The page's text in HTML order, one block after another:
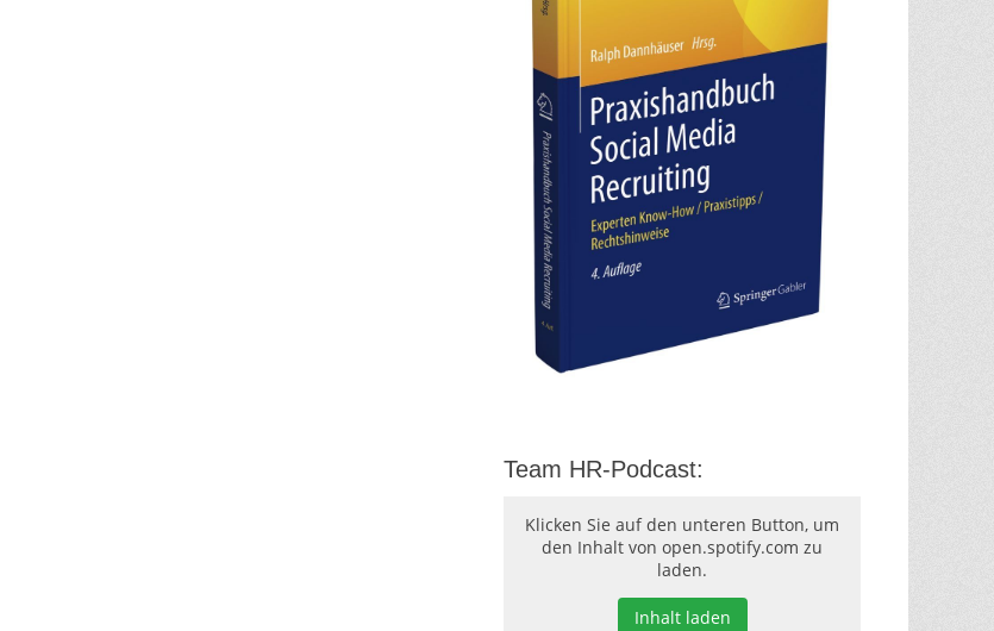
Team HR-Podcast:
Klicken Sie auf den unteren Button, um
den Inhalt von open.spotify.com zu
laden.
Inhalt laden